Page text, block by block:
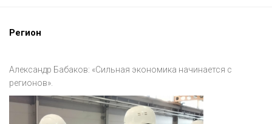
Регион
Александр Бабаков: «Сильная экономика начинается с
регионов».